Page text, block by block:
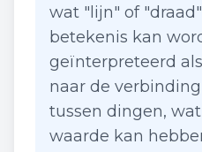
wat "lijn" of
betekenis kan
geïnterpreteerd
naar de
tussen dingen,
waarde kan